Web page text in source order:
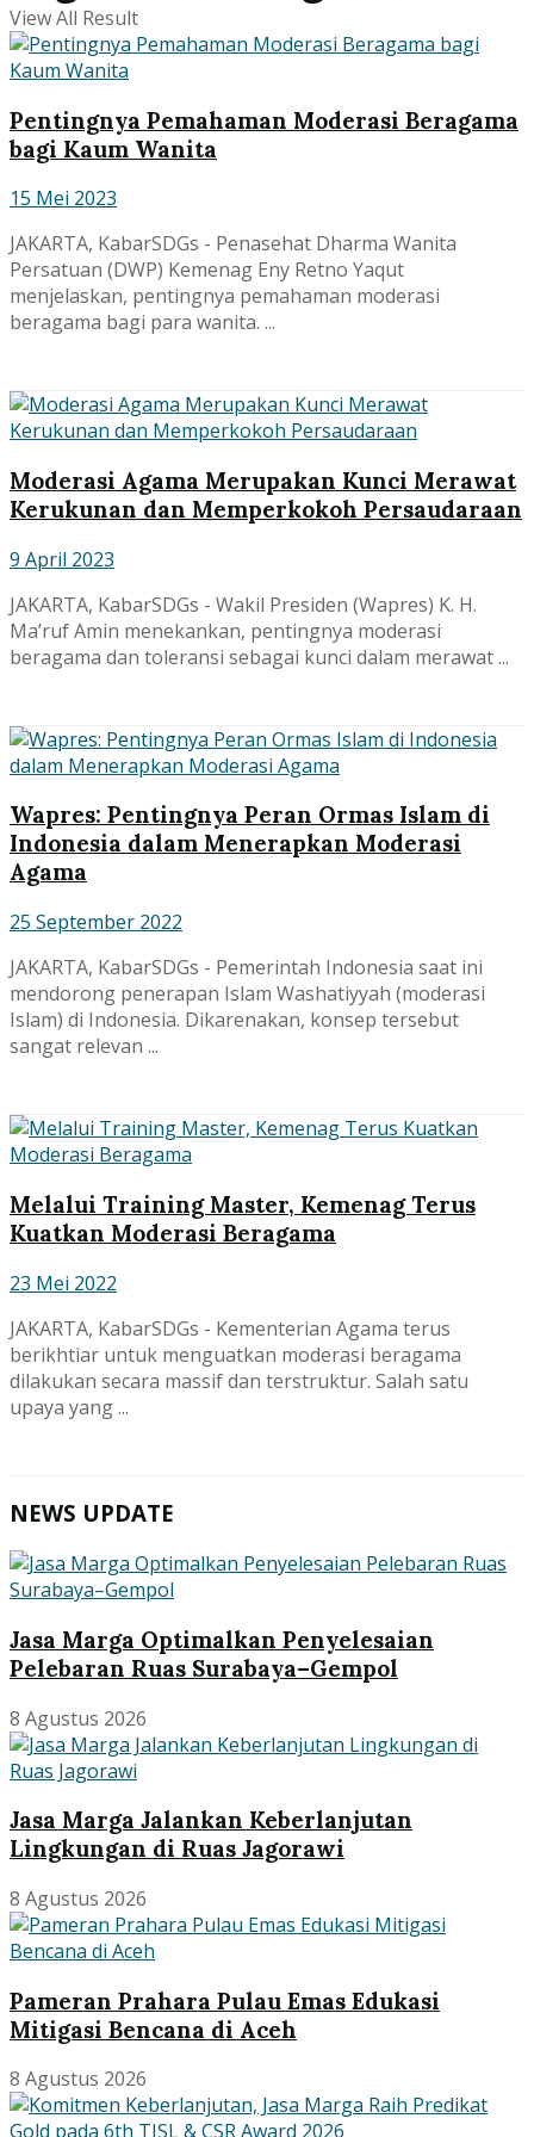
View All Result
Pentingnya Pemahaman Moderasi Beragama
bagi Kaum Wanita
15 Mei 2023
JAKARTA, KabarSDGs - Penasehat Dharma Wanita
Persatuan (DWP) Kemenag Eny Retno Yaqut
menjelaskan, pentingnya pemahaman moderasi
beragama bagi para wanita. ...
Moderasi Agama Merupakan Kunci Merawat
Kerukunan dan Memperkokoh Persaudaraan
9 April 2023
JAKARTA, KabarSDGs - Wakil Presiden (Wapres) K. H.
Ma’ruf Amin menekankan, pentingnya moderasi
beragama dan toleransi sebagai kunci dalam merawat ...
Wapres: Pentingnya Peran Ormas Islam di
Indonesia dalam Menerapkan Moderasi
Agama
25 September 2022
JAKARTA, KabarSDGs - Pemerintah Indonesia saat ini
mendorong penerapan Islam Washatiyyah (moderasi
Islam) di Indonesia. Dikarenakan, konsep tersebut
sangat relevan ...
Melalui Training Master, Kemenag Terus
Kuatkan Moderasi Beragama
23 Mei 2022
JAKARTA, KabarSDGs - Kementerian Agama terus
berikhtiar untuk menguatkan moderasi beragama
dilakukan secara massif dan terstruktur. Salah satu
upaya yang ...
NEWS UPDATE
Jasa Marga Optimalkan Penyelesaian
Pelebaran Ruas Surabaya–Gempol
8 Agustus 2026
Jasa Marga Jalankan Keberlanjutan
Lingkungan di Ruas Jagorawi
8 Agustus 2026
Pameran Prahara Pulau Emas Edukasi
Mitigasi Bencana di Aceh
8 Agustus 2026